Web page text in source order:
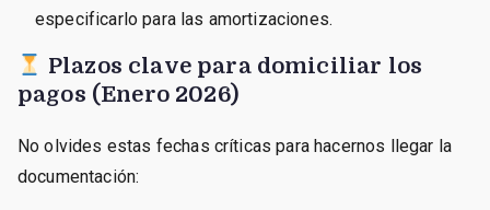
especificarlo para las amortizaciones.
Plazos clave para domiciliar los
pagos (Enero 2026)
No olvides estas fechas críticas para hacernos llegar la
documentación: